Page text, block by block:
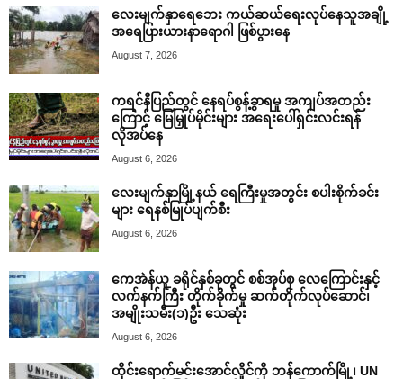
လေးမျက်နှာရေဘေး ကယ်ဆယ်ရေးလုပ်နေသူအချို့
အရေပြားယားနာရောဂါ ဖြစ်ပွားနေ
August 7, 2026
ကရင်နီပြည်တွင် နေရပ်စွန့်ခွာရမှု အကျပ်အတည်း
ကြောင့် မြေမြှုပ်မိုင်းများ အရေးပေါ်ရှင်းလင်းရန်
လိုအပ်နေ
August 6, 2026
လေးမျက်နှာမြို့နယ် ရေကြီးမှုအတွင်း စပါးစိုက်ခင်း
များ ရေနစ်မြုပ်ပျက်စီး
August 6, 2026
ကေအဲန်ယူ ခရိုင်နှစ်ခုတွင် စစ်အုပ်စု လေကြောင်းနှင့်
လက်နက်ကြီး တိုက်ခိုက်မှု ဆက်တိုက်လုပ်ဆောင်၊
အမျိုးသမီး(၁)ဦး သေဆုံး
August 6, 2026
ထိုင်းရောက်မင်းအောင်လှိုင်ကို ဘန်ကောက်မြို့၊ UN